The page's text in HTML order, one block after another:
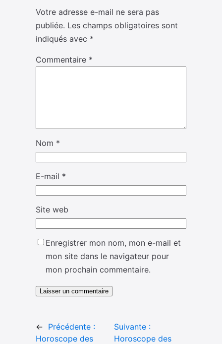
Votre adresse e-mail ne sera pas
publiée. Les champs obligatoires sont
indiqués avec *
Commentaire *
Nom *
E-mail *
Site web
Enregistrer mon nom, mon e-mail et
mon site dans le navigateur pour
mon prochain commentaire.
← Précédente :
Horoscope des
Suivante :
Horoscope des